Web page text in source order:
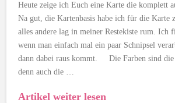
Heute zeige ich Euch eine Karte die komplett
Na gut, die Kartenbasis habe ich für die Karte
alles andere lag in meiner Restekiste rum. Ich
wenn man einfach mal ein paar Schnipsel
dann dabei raus kommt. Die Farben sind die
denn auch die …
Artikel weiter lesen